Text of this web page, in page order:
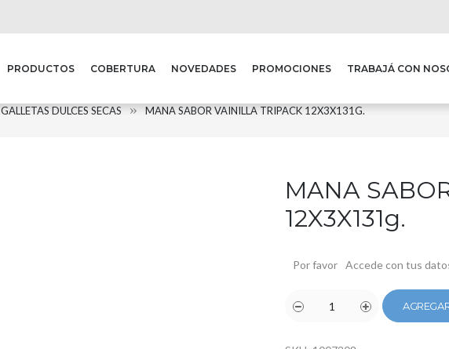
PRODUCTOS COBERTURA NOVEDADES PROMOCIONES TRABAJÁ CON
GALLETAS DULCES SECAS MANA SABOR VAINILLA TRIPACK 12X3X131G.
MANA
12X3X131g.
Por favor Accede con tus